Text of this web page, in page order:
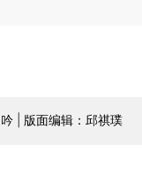
| 版面编辑：邱祺璞